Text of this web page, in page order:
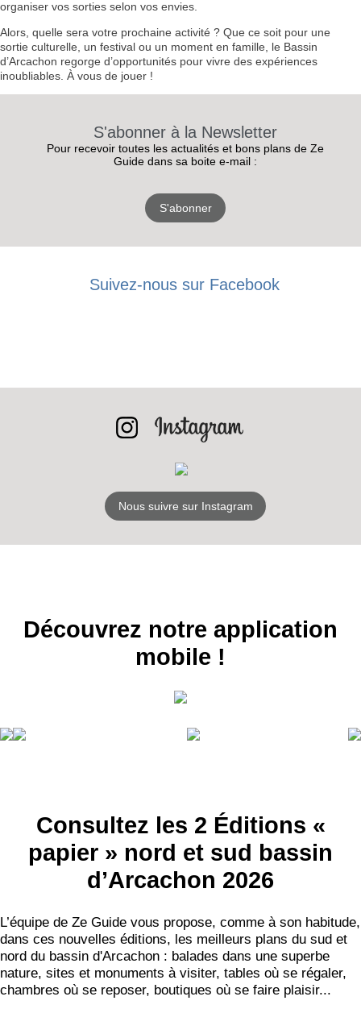
RECEVEZ
S'ABONNER
organiser vos sorties selon vos envies.
Alors, quelle sera votre prochaine activité ? Que ce soit pour une
sortie culturelle, un festival ou un moment en famille, le Bassin
d’Arcachon regorge d’opportunités pour vivre des expériences
inoubliables. À vous de jouer !
S'abonner à la Newsletter
Pour recevoir toutes les actualités et bons plans de Ze
Guide dans sa boite e-mail :
S'abonner
Suivez-nous sur Facebook
Nous suivre sur Instagram
Découvrez notre application
mobile !
Consultez les 2 Éditions «
papier » nord et sud bassin
d’Arcachon 2026
L’équipe de Ze Guide vous propose, comme à son habitude,
dans ces nouvelles éditions, les meilleurs plans du sud et
nord du bassin d'Arcachon : balades dans une superbe
nature, sites et monuments à visiter, tables où se régaler,
chambres où se reposer, boutiques où se faire plaisir...